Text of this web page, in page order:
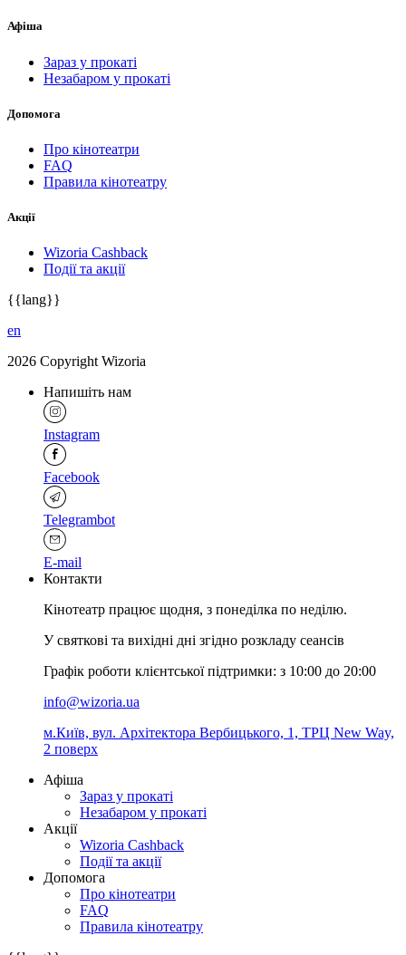
Афіша
Зараз у прокаті
Незабаром у прокаті
Допомога
Про кінотеатри
FAQ
Правила кінотеатру
Акції
Wizoria Cashback
Події та акції
{{lang}}
en
2026 Copyright Wizoria
Напишіть нам
Instagram
Facebook
Telegrambot
E-mail
Контакти
Кінотеатр працює щодня, з понеділка по неділю.
У святкові та вихідні дні згідно розкладу сеансів
Графік роботи клієнтської підтримки: з 10:00 до 20:00
info@wizoria.ua
м.Київ, вул. Архітектора Вербицького, 1, ТРЦ New Way,
2 поверх
Афіша
Зараз у прокаті
Незабаром у прокаті
Акції
Wizoria Cashback
Події та акції
Допомога
Про кінотеатри
FAQ
Правила кінотеатру